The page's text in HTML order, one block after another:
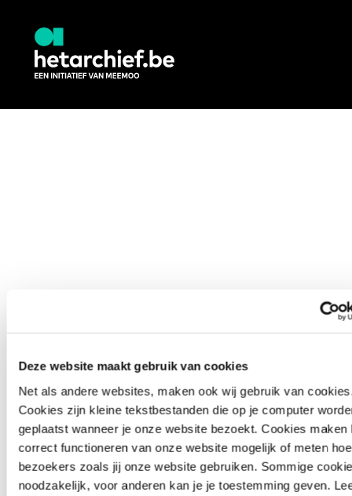
Deze website maakt gebruik van cookies
Net als andere websites, maken ook wij gebruik van
Cookies zijn kleine tekstbestanden die op je computer
geplaatst wanneer je onze website bezoekt. Cookies maken
correct functioneren van onze website mogelijk of meten hoe
bezoekers zoals jij onze website gebruiken. Sommige
noodzakelijk, voor anderen kan je je toestemming geven.